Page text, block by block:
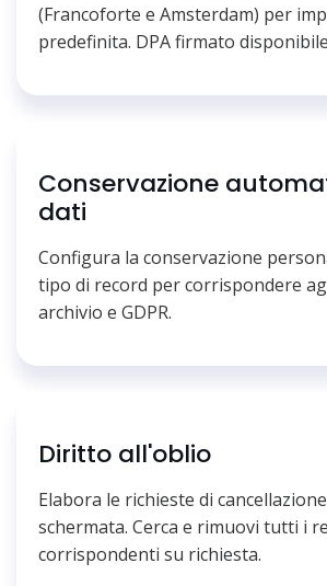
(Francoforte e Amsterdam) per
predefinita. DPA firmato
Conservazione
dati
Configura la conservazione
tipo di record per corrispondere
archivio e GDPR.
Diritto all'oblio
Elabora le richieste di
schermata. Cerca e rimuovi tutti i
corrispondenti su richiesta.